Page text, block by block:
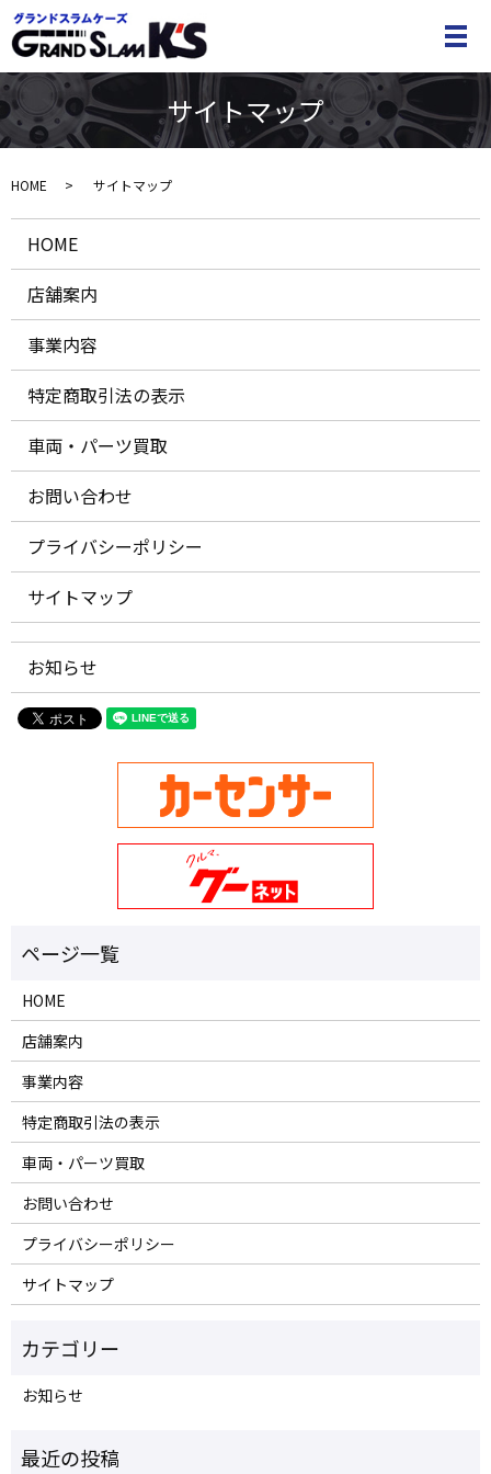
メ
サイトマップ
HOME サイトマップ
HOME
店舗案内
事業内容
特定商取引法の表示
車両・パーツ買取
お問い合わせ
プライバシーポリシー
サイトマップ
お知らせ
HOME
店舗案内
事業内容
特定商取引法の表示
車両・パーツ買取
お問い合わせ
プライバシーポリシー
サイトマップ
お知らせ